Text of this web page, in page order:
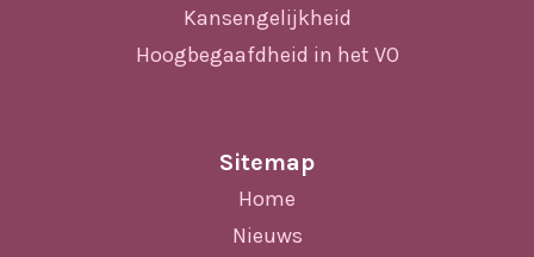
Kansengelijkheid
Hoogbegaafdheid in het VO
Sitemap
Home
Nieuws